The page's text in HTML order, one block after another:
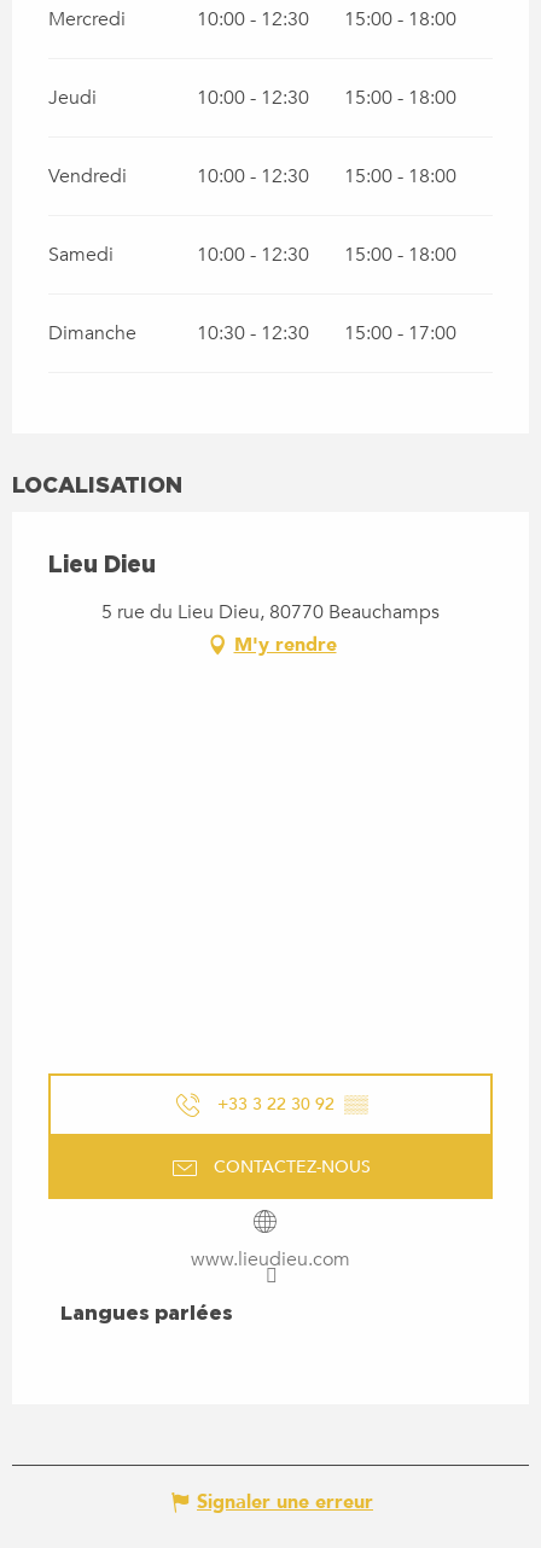
Mercredi 10:00 - 12:30 15:00 - 18:00
Jeudi 10:00 - 12:30 15:00 - 18:00
Vendredi 10:00 - 12:30 15:00 - 18:00
Samedi 10:00 - 12:30 15:00 - 18:00
Dimanche 10:30 - 12:30 15:00 - 17:00
LOCALISATION
Lieu Dieu
5 rue du Lieu Dieu, 80770 Beauchamps
M'y rendre
+33 3 22 30 92 ▒▒
CONTACTEZ-NOUS
www.lieudieu.com
LANGUES PARLÉES
Langues parlées
Signaler une erreur